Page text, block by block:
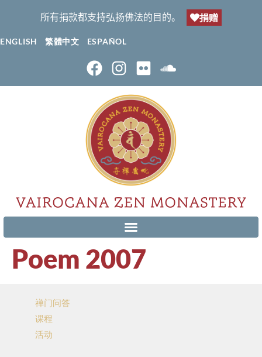
所有捐款都支持弘扬佛法的目的。 捐赠
ENGLISH 繁體中文 ESPAÑOL
Poem 2007
禅门问答
课程
活动